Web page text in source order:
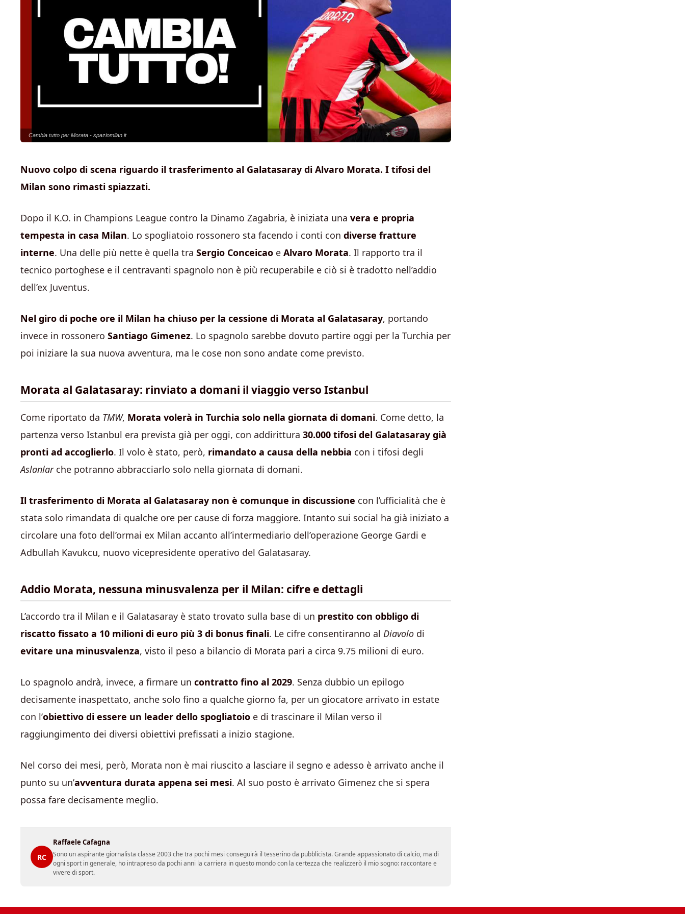
Cambia tutto per Morata - spaziomilan.it
Nuovo colpo di scena riguardo il trasferimento al Galatasaray di Alvaro Morata. I tifosi del
Milan sono rimasti spiazzati.
Dopo il K.O. in Champions League contro la Dinamo Zagabria, è iniziata una vera e propria
tempesta in casa Milan. Lo spogliatoio rossonero sta facendo i conti con diverse fratture
interne. Una delle più nette è quella tra Sergio Conceicao e Alvaro Morata. Il rapporto tra il
tecnico portoghese e il centravanti spagnolo non è più recuperabile e ciò si è tradotto nell’addio
dell’ex Juventus.
Nel giro di poche ore il Milan ha chiuso per la cessione di Morata al Galatasaray, portando
invece in rossonero Santiago Gimenez. Lo spagnolo sarebbe dovuto partire oggi per la Turchia per
poi iniziare la sua nuova avventura, ma le cose non sono andate come previsto.
Morata al Galatasaray: rinviato a domani il viaggio verso Istanbul
Come riportato da TMW, Morata volerà in Turchia solo nella giornata di domani. Come detto, la
partenza verso Istanbul era prevista già per oggi, con addirittura 30.000 tifosi del Galatasaray già
pronti ad accoglierlo. Il volo è stato, però, rimandato a causa della nebbia con i tifosi degli
Aslanlarche potranno abbracciarlo solo nella giornata di domani.
Il trasferimento di Morata al Galatasaray non è comunque in discussione con l’ufficialità che è
stata solo rimandata di qualche ore per cause di forza maggiore. Intanto sui social ha già iniziato a
circolare una foto dell’ormai ex Milan accanto all’intermediario dell’operazione George Gardi e
Adbullah Kavukcu, nuovo vicepresidente operativo del Galatasaray.
Addio Morata, nessuna minusvalenza per il Milan: cifre e dettagli
L’accordo tra il Milan e il Galatasaray è stato trovato sulla base di un prestito con obbligo di
riscatto fissato a 10 milioni di euro più 3 di bonus finali. Le cifre consentiranno al Diavolo di
evitare una minusvalenza, visto il peso a bilancio di Morata pari a circa 9.75 milioni di euro.
Lo spagnolo andrà, invece, a firmare un contratto fino al 2029. Senza dubbio un epilogo
decisamente inaspettato, anche solo fino a qualche giorno fa, per un giocatore arrivato in estate
con l’obiettivo di essere un leader dello spogliatoio e di trascinare il Milan verso il
raggiungimento dei diversi obiettivi prefissati a inizio stagione.
Nel corso dei mesi, però, Morata non è mai riuscito a lasciare il segno e adesso è arrivato anche il
punto su un’avventura durata appena sei mesi. Al suo posto è arrivato Gimenez che si spera
possa fare decisamente meglio.
RC
Raffaele Cafagna
Sono un aspirante giornalista classe 2003 che tra pochi mesi conseguirà il tesserino da pubblicista. Grande appassionato di calcio, ma di
ogni sport in generale, ho intrapreso da pochi anni la carriera in questo mondo con la certezza che realizzerò il mio sogno: raccontare e
vivere di sport.